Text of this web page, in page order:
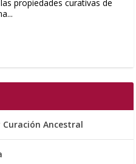
propiedades curativas de
Ancestral